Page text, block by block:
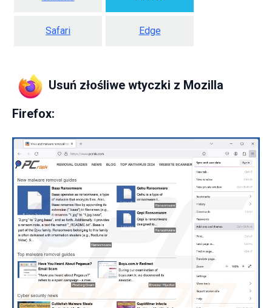
Safari Edge
Usuń złośliwe wtyczki z Mozilla
Firefox: